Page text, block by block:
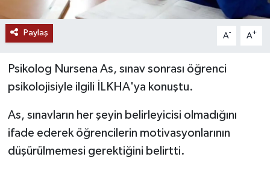
Paylaş A- A+
Psikolog Nursena As, sınav sonrası öğrenci
psikolojisiyle ilgili İLKHA'ya konuştu.
As, sınavların her şeyin belirleyicisi olmadığını
ifade ederek öğrencilerin motivasyonlarının
düşürülmemesi gerektiğini belirtti.